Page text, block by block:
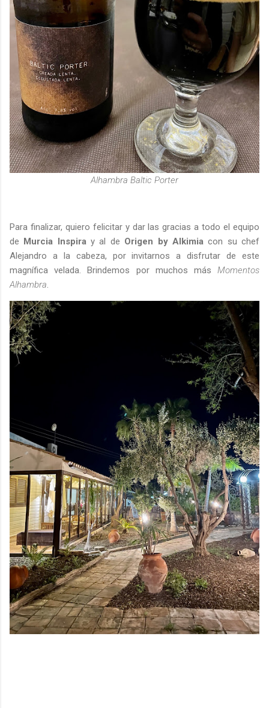
Alhambra Baltic Porter
Para finalizar, quiero felicitar y dar las gracias a todo el equipo
de Murcia Inspiray al de Origen by Alkimiacon su chef
Alejandro a la cabeza, por invitarnos a disfrutar de este
magnífica velada. Brindemos por muchos más Momentos
Alhambra.